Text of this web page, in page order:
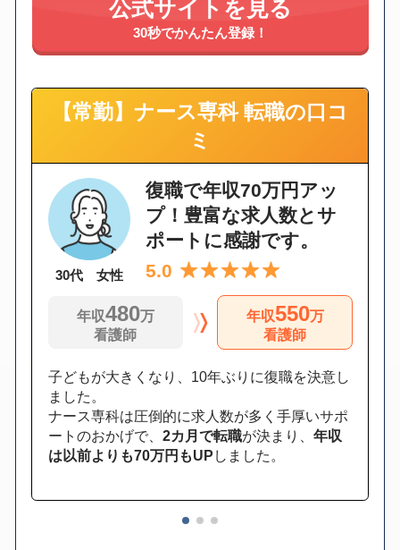
公式サイトを見る
30秒でかんたん登録！
【常勤】ナース専科 転職の口コ
ミ
30代 女性
復職で年収70万円アッ
プ！豊富な求人数とサ
ポートに感謝です。
5.0
年収480万
看護師
年収550万
看護師
子どもが大きくなり、10年ぶりに復職を決意し
ました。
ナース専科は圧倒的に求人数が多く手厚いサポ
ートのおかげで、 2カ月で転職が決まり、 年収
は以前よりも70万円もUP しました。